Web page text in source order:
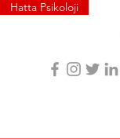
Hatta Psikoloji